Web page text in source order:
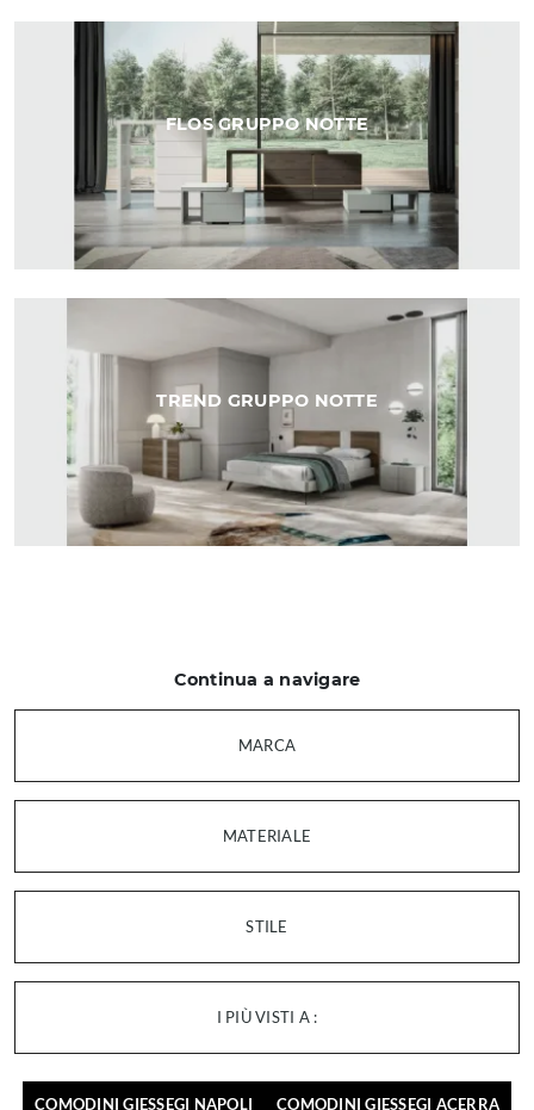
FLOS GRUPPO NOTTE
TREND GRUPPO NOTTE
Continua a navigare
MARCA
MATERIALE
STILE
I PIÙ VISTI A :
COMODINI GIESSEGI NAPOLI COMODINI GIESSEGI ACERRA